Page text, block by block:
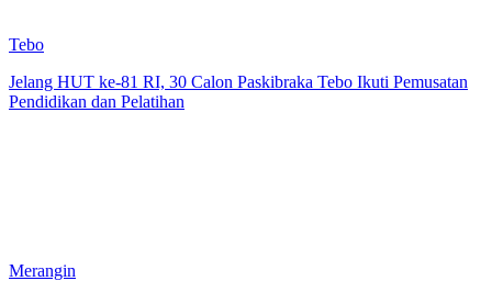
Tebo
Jelang HUT ke-81 RI, 30 Calon Paskibraka Tebo Ikuti Pemusatan
Pendidikan dan Pelatihan
Merangin